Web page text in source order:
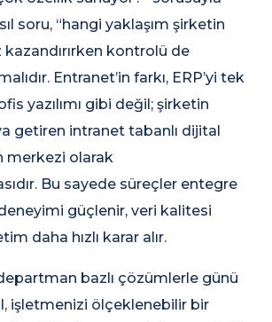
soru, “hangi yaklaşım şirketin
kazandırırken kontrolü de
Entranet’in farkı, ERP’yi tek
yazılımı gibi değil; şirketin
getiren intranet tabanlı dijital
merkezi olarak
Bu sayede süreçler entegre
deneyimi güçlenir, veri kalitesi
daha hızlı karar alır.
bazlı çözümlerle günü
işletmenizi ölçeklenebilir bir